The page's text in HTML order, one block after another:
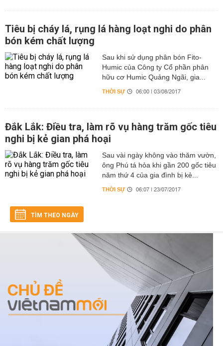
Tiêu bị cháy lá, rụng lá hàng loạt nghi do phân
bón kém chất lượng
Sau khi sử dụng phân bón Fito-
Humic của Công ty Cổ phần phân
hữu cơ Humic Quảng Ngãi, gia...
THỜI SỰ 06:00 | 03/08/2017
Đắk Lắk: Điều tra, làm rõ vụ hàng trăm gốc tiêu
nghi bị kẻ gian phá hoại
Sau vài ngày không vào thăm vườn,
ông Phú tá hỏa khi gần 200 gốc tiêu
năm thứ 4 của gia đình bị kẻ...
THỜI SỰ 06:07 | 23/07/2017
TÌM THEO NGÀY